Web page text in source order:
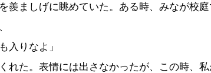
羨ましげに眺めていた。ある時、みなが校
入りなよ」
れた。表情には出さなかったが、この時、